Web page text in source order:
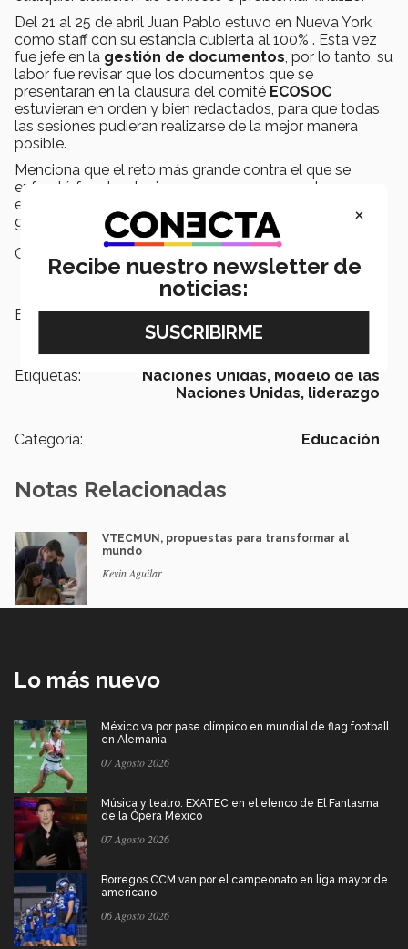
Del 21 al 25 de abril Juan Pablo estuvo en Nueva York
como staff con su estancia cubierta al 100% . Esta vez
fue jefe en la gestión de documentos, por lo tanto, su
labor fue revisar que los documentos que se
presentaran en la clausura del comité ECOSOC
estuvieran en orden y bien redactados, para que todas
las sesiones pudieran realizarse de la mejor manera
posible.
Menciona que el reto más grande contra el que se
enfrentó fue dar el primer paso, y que con esta
experiencia se quedó con importantes recuerdos y
grandes relaciones.
Campus:
Veracruz
Escuelas: PrepaTec
Etiquetas: Naciones Unidas, Modelo de las
Naciones Unidas, liderazgo
Categoría: Educación
Notas Relacionadas
VTECMUN, propuestas para transformar al
mundo
Kevin Aguilar
Lo más nuevo
México va por pase olímpico en mundial de flag football
en Alemania
07 Agosto 2026
Música y teatro: EXATEC en el elenco de El Fantasma
de la Ópera México
07 Agosto 2026
Borregos CCM van por el campeonato en liga mayor de
americano
06 Agosto 2026
×
Recibe nuestro newsletter de
noticias: